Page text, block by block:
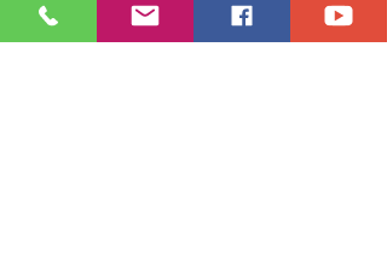
ומתוך הכך, כאשר ואמרנו לכם אותה שנה